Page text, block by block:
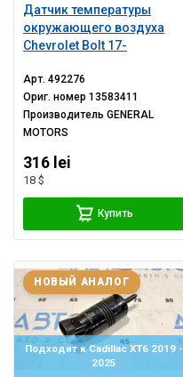
Датчик температуры
окружающего воздуха
Chevrolet Bolt 17-
Арт.492276
Ориг. номер13583411
ПроизводительGENERAL
MOTORS
316 lei
18 $
Купить
Подходит к Cadillac XT6 2019 -
2025
НОВЫЙ АНАЛОГ